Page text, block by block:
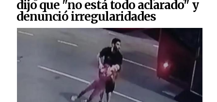
dijo que "no está todo aclarado" y
denunció irregularidades